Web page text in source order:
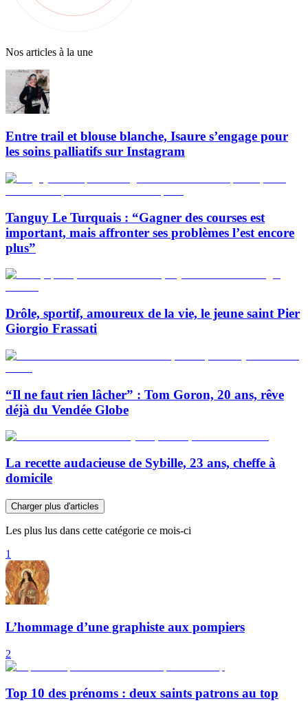
Nos articles à la une
Entre trail et blouse blanche, Isaure s’engage pour
les soins palliatifs sur Instagram
Tanguy Le Turquais : “Gagner des courses est
important, mais affronter ses problèmes l’est encore
plus”
Drôle, sportif, amoureux de la vie, le jeune saint Pier
Giorgio Frassati
“Il ne faut rien lâcher” : Tom Goron, 20 ans, rêve
déjà du Vendée Globe
La recette audacieuse de Sybille, 23 ans, cheffe à
domicile
Charger plus d'articles
Les plus lus dans cette catégorie ce mois-ci
1
L’hommage d’une graphiste aux pompiers
2
Top 10 des prénoms : deux saints patrons au top